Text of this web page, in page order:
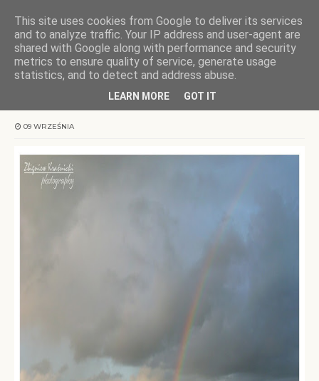
KOCHAMY WARMIĘ
Strona główna Warmia Tęcza
09 WRZEŚNIA
This site uses cookies from Google to deliver its services
and to analyze traffic. Your IP address and user-agent are
shared with Google along with performance and security
metrics to ensure quality of service, generate usage
statistics, and to detect and address abuse.
LEARN MORE GOT IT